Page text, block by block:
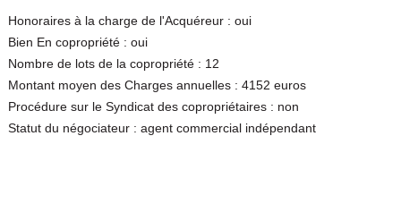
Honoraires à la charge de l'Acquéreur : oui
Bien En copropriété : oui
Nombre de lots de la copropriété : 12
Montant moyen des Charges annuelles : 4152 euros
Procédure sur le Syndicat des copropriétaires : non
Statut du négociateur : agent commercial indépendant